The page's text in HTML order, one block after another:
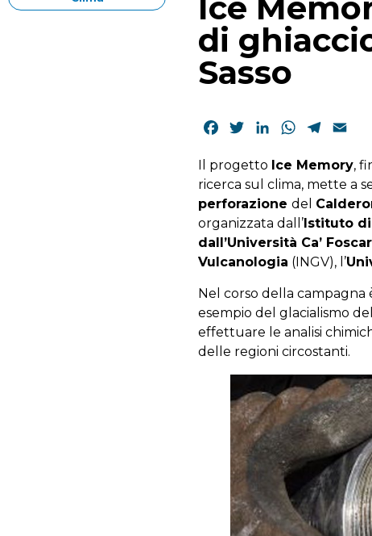
Ice
di
Sasso
Facebook
TwitterLinkedInWhatsApp
Il progetto Ice Memory,
ricerca sul clima, mette a
perforazionedel
organizzata dall’ Istituto
dall’Università Ca’
Vulcanologia (INGV), l’
Nel corso della campagna
esempio del glacialismo
effettuare le analisi
delle regioni circostanti.